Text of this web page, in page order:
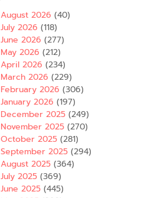
August 2026 (40)
July 2026 (118)
June 2026 (277)
May 2026 (212)
April 2026 (234)
March 2026 (229)
February 2026 (306)
January 2026 (197)
December 2025 (249)
November 2025 (270)
October 2025 (281)
September 2025 (294)
August 2025 (364)
July 2025 (369)
June 2025 (445)